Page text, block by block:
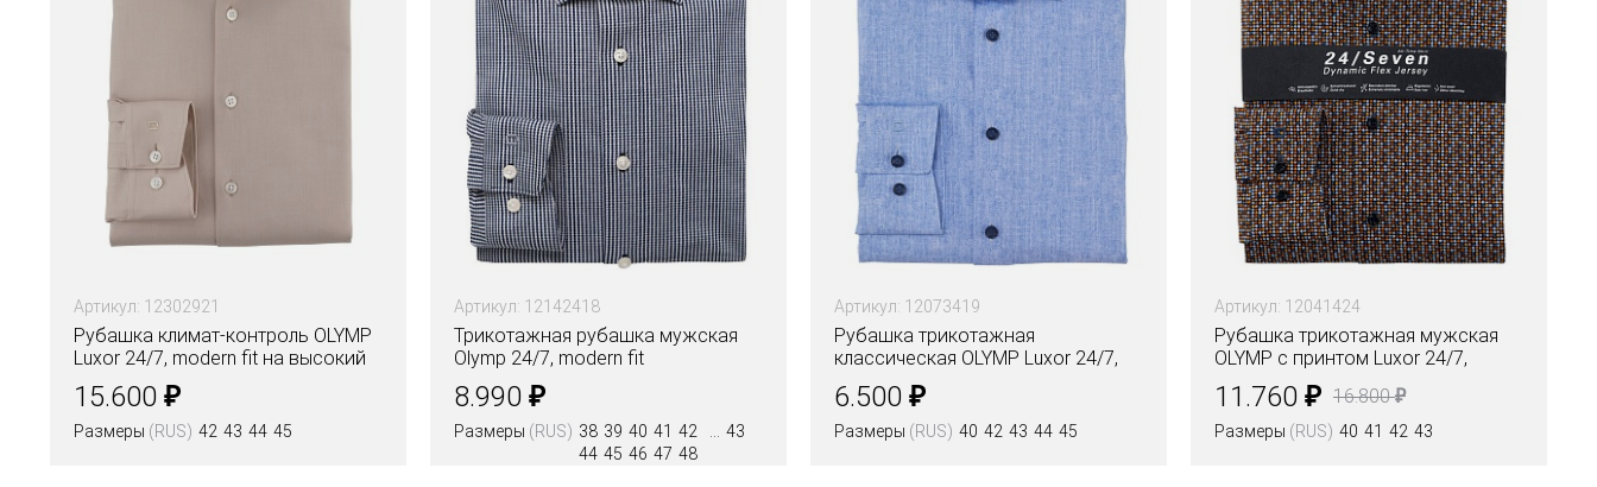
Артикул: 12302921
Рубашка климат-контроль OLYMP
Luxor 24/7, modern fit на высокий
15.600 ₽
Размеры (RUS) 42 43 44 45
Артикул: 12142418
Трикотажная рубашка мужская
Olymp 24/7, modern fit
8.990 ₽
Размеры (RUS) 38 39 40 41 42
43
44 45 46 47 48
Артикул: 12073419
Рубашка трикотажная
классическая OLYMP Luxor 24/7,
modern fit
6.500 ₽
Размеры (RUS) 40 42 43 44 45
Артикул: 12041424
Рубашка трикотажная мужская
OLYMP с принтом Luxor 24/7,
11.760 ₽ 16.800₽
Размеры (RUS) 40 41 42 43